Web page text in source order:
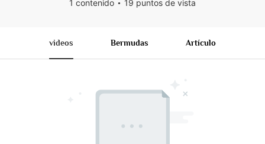
1 contenido 19 puntos de vista
videos Bermudas Artículo